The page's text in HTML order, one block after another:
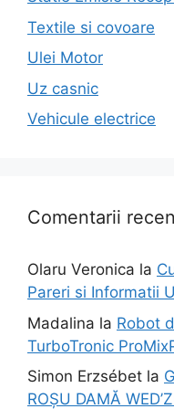
Textile si covoare
Ulei Motor
Uz casnic
Vehicule electrice
Comentarii
Olaru Veronica la
Pareri si Informatii
Madalina la Robot
TurboTronic
Simon Erzsébet la
ROȘU DAMĂ